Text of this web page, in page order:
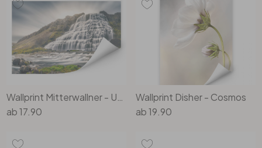
Büro
Bad
Eingangsbereich
ab17.90
Wallprint Disher - Cosmos
ab19.90